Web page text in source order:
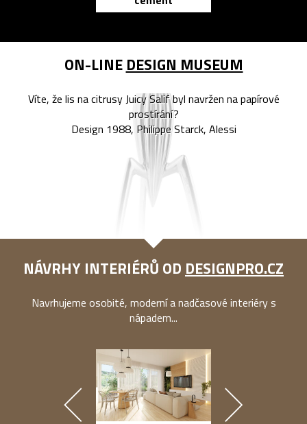
ON-LINE DESIGN MUSEUM
Víte, že lis na citrusy Juicy Salif byl navržen na papírové
prostírání?
Design 1988, Philippe Starck, Alessi
NÁVRHY INTERIÉRŮ OD DESIGNPRO.CZ
Navrhujeme osobité, moderní a nadčasové interiéry s
nápadem...